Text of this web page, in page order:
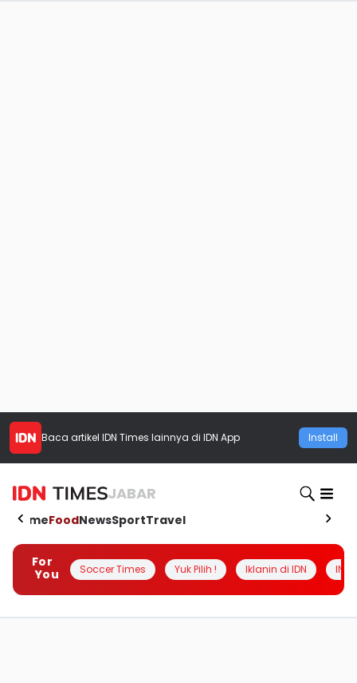
Baca artikel IDN Times lainnya di IDN App Install
JABAR
HomeFoodNewsSportTravel
For
You
Soccer Times Yuk Pilih ! Iklanin di IDN